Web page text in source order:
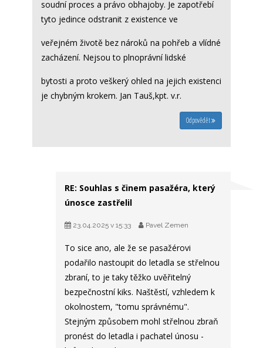
soudní proces a právo obhajoby. Je zapotřebí
tyto jedince odstranit z existence ve
veřejném životě bez nároků na pohřeb a vlídné
zacházení. Nejsou to plnoprávní lidské
bytosti a proto veškerý ohled na jejich existenci
je chybným krokem. Jan Tauš,kpt. v.r.
Odpovědět
RE: Souhlas s činem pasažéra, který
únosce zastřelil
23.04.2025 v 15:33 Pavel Zemen
To sice ano, ale že se pasažérovi
podařilo nastoupit do letadla se střelnou
zbraní, to je taky těžko uvěřitelný
bezpečnostní kiks. Naštěstí, vzhledem k
okolnostem, "tomu správnému".
Stejným způsobem mohl střelnou zbraň
pronést do letadla i pachatel únosu -